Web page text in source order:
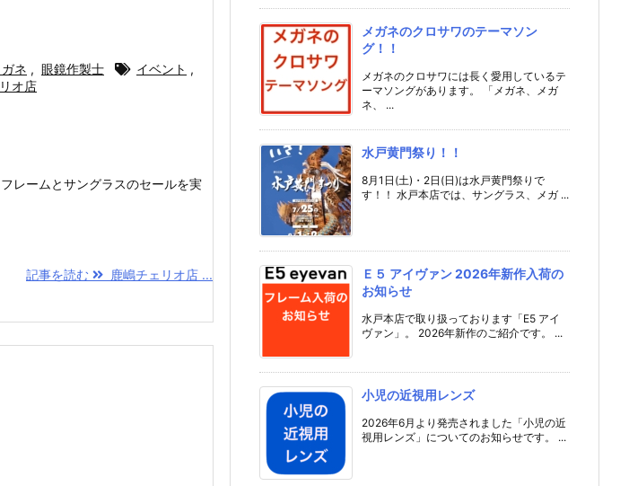
ガネ , 眼鏡作製士 イベント ,
オ店
レームとサングラスのセールを実
記事を読む 鹿嶋チェリオ店 ...
メガネのクロサワのテーマソン
グ！！
メガネのクロサワには長く愛用しているテ
ーマソングがあります。 「メガネ、メガ
ネ、 ...
水戸黄門祭り！！
8月1日(土)・2日(日)は水戸黄門祭りで
す！！ 水戸本店では、サングラス、メガ ...
Ｅ５ アイヴァン 2026年新作入荷の
お知らせ
水戸本店で取り扱っております「E5 アイ
ヴァン」。 2026年新作のご紹介です。 ...
小児の近視用レンズ
2026年6月より発売されました「小児の近
視用レンズ」についてのお知らせです。 ...